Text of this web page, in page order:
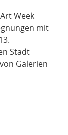
Week
mit
Stadt
Galerien